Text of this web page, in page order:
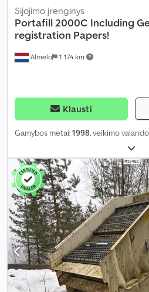
Almelo 1 174 km
Sijojimo įrenginys
Portafill2000C Including
registration Papers!
Klausti
Gamybos metai:1998, veikimo